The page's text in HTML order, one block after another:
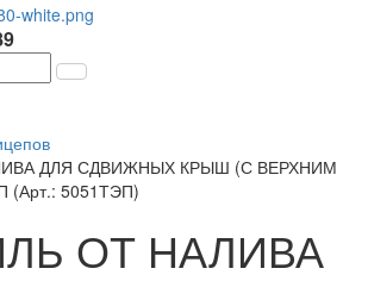
ДЛЯ СДВИЖНЫХ КРЫШ (С ВЕРХНИМ
5051ТЭП)
ОТ НАЛИВА